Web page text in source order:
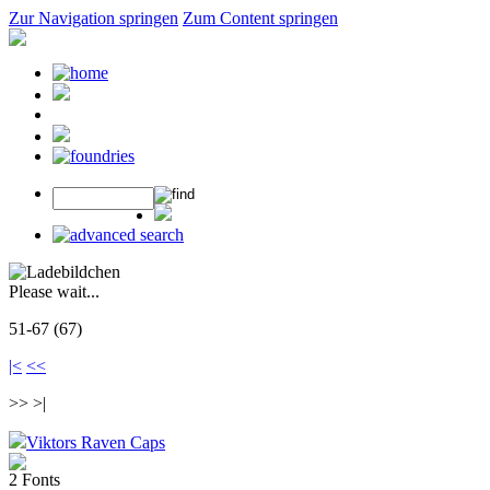
Zur Navigation springen Zum Content springen
Please wait...
51-67 (67)
|< <<
>> >|
Viktors Raven Caps
2 Fonts